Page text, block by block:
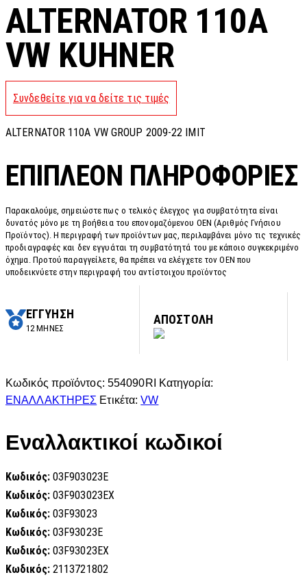
ALTERNATOR 110A
VW KUHNER
Συνδεθείτε για να δείτε τις τιμές
ALTERNATOR 110A VW GROUP 2009-22 IMIT
ΕΠΙΠΛΈΟΝ ΠΛΗΡΟΦΟΡΊΕΣ
Παρακαλούμε, σημειώστε πως ο τελικός έλεγχος για συμβατότητα είναι
δυνατός μόνο με τη βοήθεια του επονομαζόμενου OEN (Αριθμός Γνήσιου
Προϊόντος). Η περιγραφή των προϊόντων μας, περιλαμβάνει μόνο τις τεχνικές
προδιαγραφές και δεν εγγυάται τη συμβατότητά του με κάποιο συγκεκριμένο
όχημα. Προτού παραγγείλετε, θα πρέπει να ελέγχετε τον OEN που
υποδεικνύετε στην περιγραφή του αντίστοιχου προϊόντος
ΕΓΓΥΗΣΗ
12 ΜΗΝΕΣ
ΑΠΟΣΤΟΛΗ
Κωδικός προϊόντος: 554090RI
Κατηγορία:
ΕΝΑΛΛΑΚΤΗΡΕΣ Ετικέτα:VW
Εναλλακτικοί κωδικοί
Κωδικός: 03F903023E
Κωδικός: 03F903023EX
Κωδικός: 03F93023
Κωδικός: 03F93023E
Κωδικός: 03F93023EX
Κωδικός: 2113721802